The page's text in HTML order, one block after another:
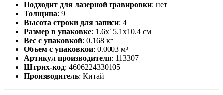
Подходит для лазерной гравировки: нет
Толщина: 9
Высота строки для записи: 4
Размер в упаковке: 1.6x15.1x10.4 см
Вес с упаковкой: 0.168 кг
Объём с упаковкой: 0.0003 м³
Артикул производителя: 113307
Штрих-код: 4606224330105
Производитель: Китай